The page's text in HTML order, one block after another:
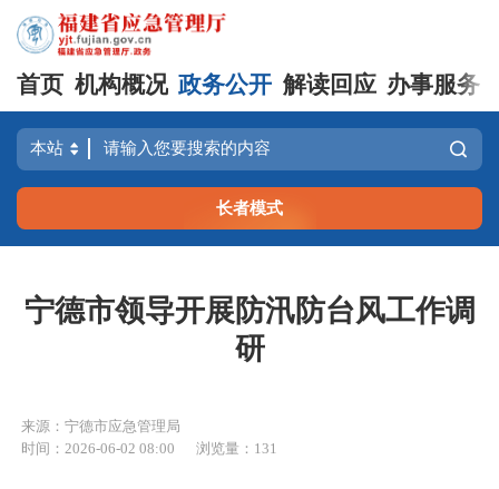
首页 机构概况 政务公开 解读回应 办事服务
长者模式
宁德市领导开展防汛防台风工作调
研
来源：宁德市应急管理局
时间：2026-06-02 08:00
浏览量：131